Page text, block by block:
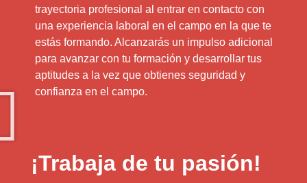
trayectoria profesional al entrar en contacto con
una experiencia laboral en el campo en la que te
estás formando. Alcanzarás un impulso adicional
para avanzar con tu formación y desarrollar tus
aptitudes a la vez que obtienes seguridad y
confianza en el campo.
¡Trabaja de tu pasión!